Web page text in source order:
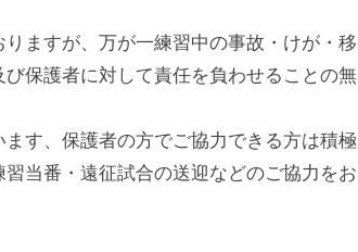
ますが、万が一練習中の事故・けが・移
保護者に対して責任を負わせることの無
す、保護者の方でご協力できる方は積極
当番・遠征試合の送迎などのご協力をお